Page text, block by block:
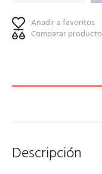
Añadir a favoritos
Comparar producto
Descripción